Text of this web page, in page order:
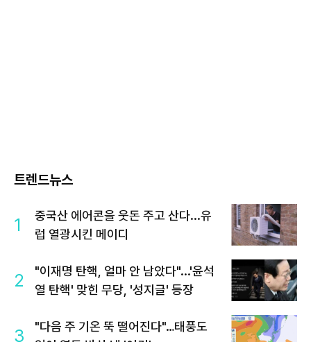
트렌드뉴스
1
중국산 에어콘을 웃돈 주고 산다...유
럽 열광시킨 메이디
2
"이재명 탄핵, 얼마 안 남았다"...'윤석
열 탄핵' 맞힌 무당, '성지글' 등장
3
"다음 주 기온 뚝 떨어진다"…태풍도